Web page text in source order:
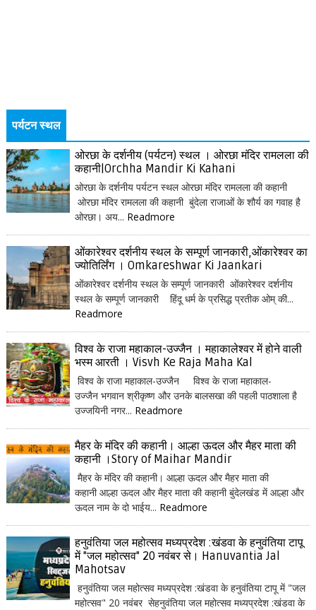
पर्यटन स्थल
ओरछा के दर्शनीय (पर्यटन) स्थल । ओरछा मंदिर रामलला की
कहानी|Orchha Mandir Ki Kahani
ओरछा के दर्शनीय पर्यटन स्थल ओरछा मंदिर रामलला की कहानी
ओरछा मंदिर रामलला की कहानी बुंदेला राजाओं के शौर्य का गवाह है
ओरछा। अय... Readmore
ओंकारेश्वर दर्शनीय स्थल के सम्पूर्ण जानकारी,ओंकारेश्वर का
ज्योतिर्लिंग । Omkareshwar Ki Jaankari
ओंकारेश्वर दर्शनीय स्थल के सम्पूर्ण जानकारी ओंकारेश्वर दर्शनीय
स्थल के सम्पूर्ण जानकारी हिंदू धर्म के प्रसिद्ध प्रतीक ओम् की...
Readmore
विश्व के राजा महाकाल-उज्जैन । महाकालेश्वर में होने वाली
भस्म आरती । Visvh Ke Raja Maha Kal
विश्व के राजा महाकाल-उज्जैन विश्व के राजा महाकाल-
उज्जैन भगवान श्रीकृष्ण और उनके बालसखा की पहली पाठशाला है
उज्जयिनी नगर... Readmore
मैहर के मंदिर की कहानी। आल्हा ऊदल और मैहर माता की
कहानी ।Story of Maihar Mandir
मैहर के मंदिर की कहानी। आल्हा ऊदल और मैहर माता की
कहानी आल्हा ऊदल और मैहर माता की कहानी बुंदेलखंड में आल्हा और
ऊदल नाम के दो भाईय... Readmore
हनुवंतिया जल महोत्सव मध्यप्रदेश :खंडवा के हनुवंतिया टापू
में "जल महोत्सव" 20 नवंबर से। Hanuvantia Jal
Mahotsav
हनुवंतिया जल महोत्सव मध्यप्रदेश :खंडवा के हनुवंतिया टापू में "जल
महोत्सव" 20 नवंबर सेहनुवंतिया जल महोत्सव मध्यप्रदेश :खंडवा के